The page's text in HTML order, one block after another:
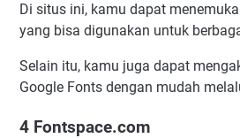
Di situs ini, kamu dapat
yang bisa digunakan untuk
Selain itu, kamu juga dapat
Google Fonts dengan mudah
4 Fontspace.com